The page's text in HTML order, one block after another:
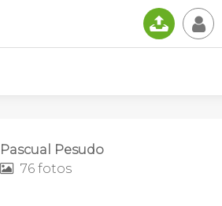
📤 👤
Pascual Pesudo
 76 fotos